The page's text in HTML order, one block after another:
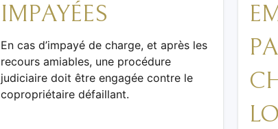
IMPAYÉES
En cas d’impayé de charge, et après les
recours amiables, une procédure
judiciaire doit être engagée contre le
copropriétaire défaillant.